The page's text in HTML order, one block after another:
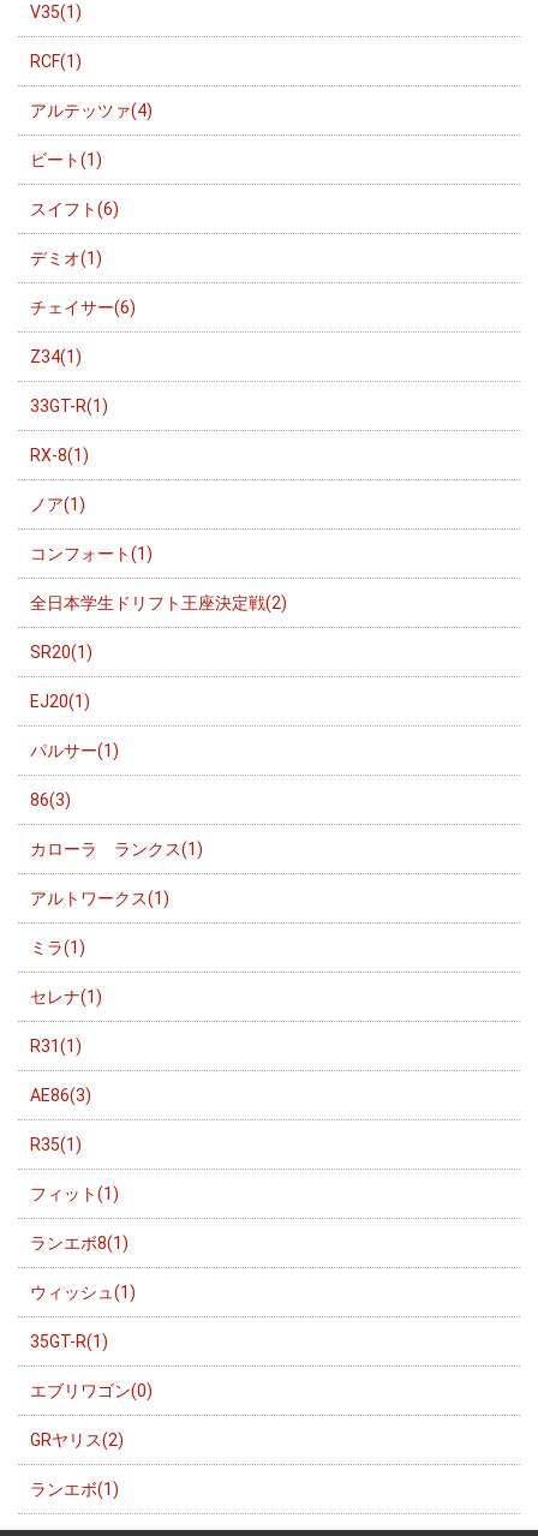
V35(1)
RCF(1)
アルテッツァ(4)
ビート(1)
スイフト(6)
デミオ(1)
チェイサー(6)
Z34(1)
33GT-R(1)
RX-8(1)
ノア(1)
コンフォート(1)
全日本学生ドリフト王座決定戦(2)
SR20(1)
EJ20(1)
パルサー(1)
86(3)
カローラ ランクス(1)
アルトワークス(1)
ミラ(1)
セレナ(1)
R31(1)
AE86(3)
R35(1)
フィット(1)
ランエボ8(1)
ウィッシュ(1)
35GT-R(1)
エブリワゴン(0)
GRヤリス(2)
ランエボ(1)